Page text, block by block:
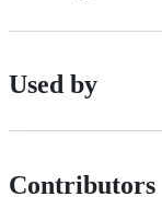
Used by
Contributors